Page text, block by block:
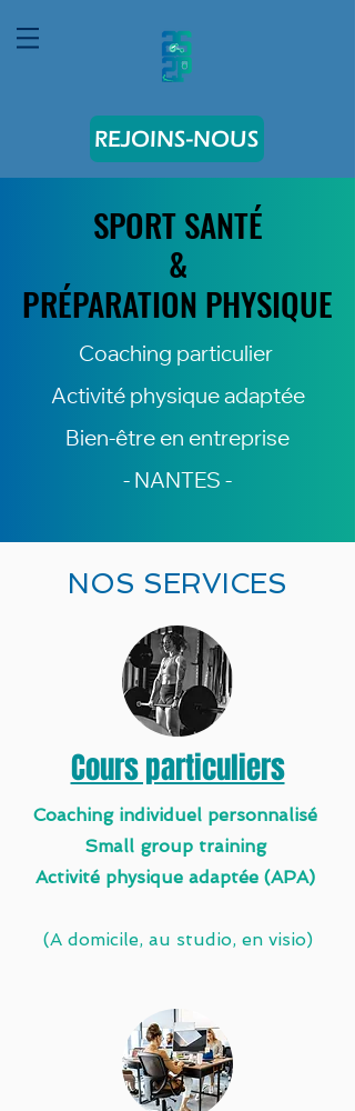
REJOINS-NOUS
SPORT SANTÉ
&
PRÉPARATION PHYSIQUE
SPORT SANTÉ
&
PRÉPARATION PHYSIQUE
Coaching particulier
Activité physique adaptée
Bien-être en entreprise
- NANTES -
NOS SERVICES
Cours particuliers
Coaching individuel personnalisé
Small group training
Activité physique adaptée (APA)
(A domicile, au studio, en visio)